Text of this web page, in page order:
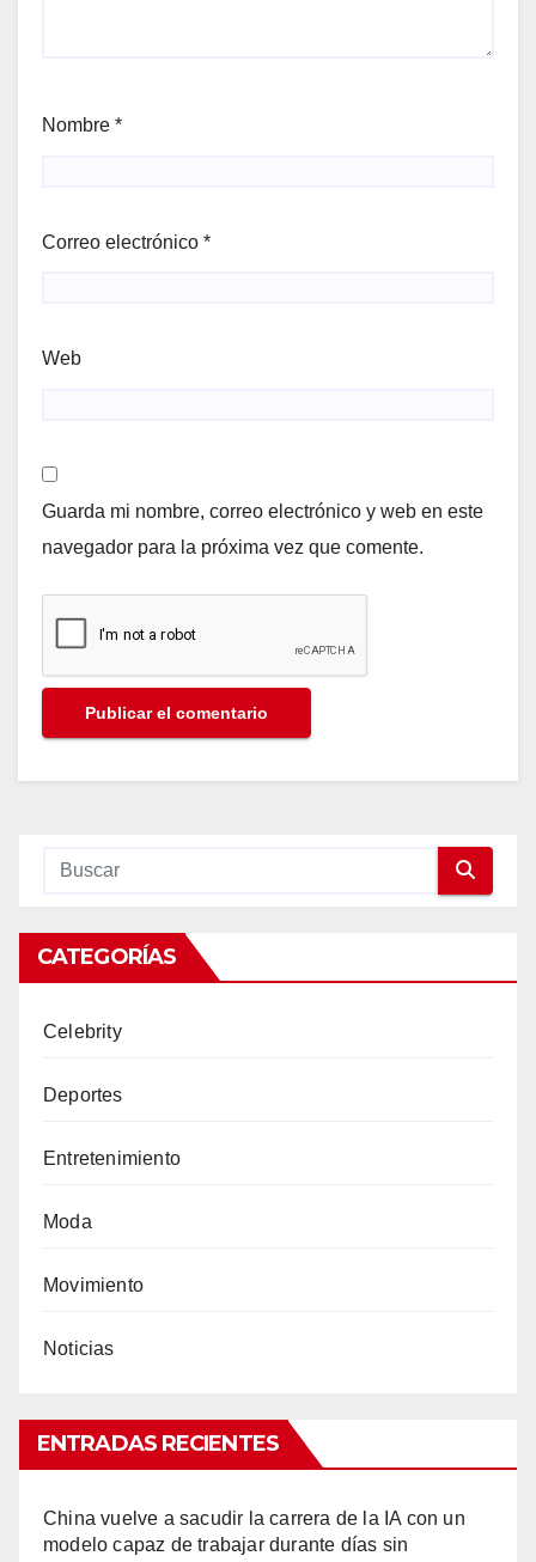
Nombre *
Correo electrónico *
Web
Guarda mi nombre, correo electrónico y web en este
navegador para la próxima vez que comente.
CATEGORÍAS
Celebrity
Deportes
Entretenimiento
Moda
Movimiento
Noticias
ENTRADAS RECIENTES
China vuelve a sacudir la carrera de la IA con un
modelo capaz de trabajar durante días sin